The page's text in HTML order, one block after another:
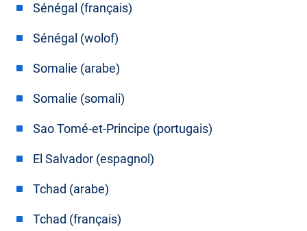
Sénégal (français)
Sénégal (wolof)
Somalie (arabe)
Somalie (somali)
Sao Tomé-et-Principe (portugais)
El Salvador (espagnol)
Tchad (arabe)
Tchad (français)